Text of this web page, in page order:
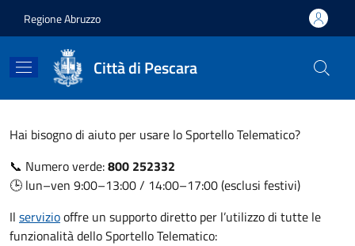
Regione Abruzzo
Città di Pescara
Hai bisogno di aiuto per usare lo Sportello Telematico?
📞 Numero verde:800 252332
🕒 lun–ven 9:00–13:00 / 14:00–17:00 (esclusi festivi)
Il serviziooffre un supporto diretto per l’utilizzo di tutte le
funzionalità dello Sportello Telematico: